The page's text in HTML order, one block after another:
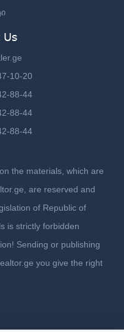
10-20
88-44
88-44
88-44
the materials, which are
are reserved and
of Republic of
is strictly forbidden
Sending or publishing
you give the right